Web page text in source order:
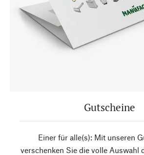
Gutscheine
Einer für alle(s): Mit unseren
verschenken Sie die volle Auswahl